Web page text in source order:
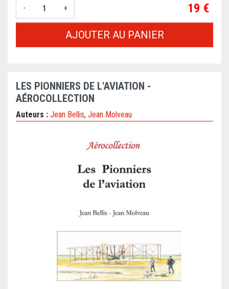
-
+ Prix
19 €
AJOUTER AU PANIER
LES PIONNIERS DE L'AVIATION -
AÉROCOLLECTION
Auteurs : Jean Bellis, Jean Molveau